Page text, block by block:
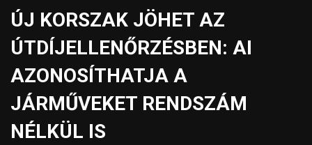
ÚJ KORSZAK JÖHET AZ
ÚTDÍJELLENŐRZÉSBEN: AI
AZONOSÍTHATJA A
JÁRMŰVEKET RENDSZÁM
NÉLKÜL IS